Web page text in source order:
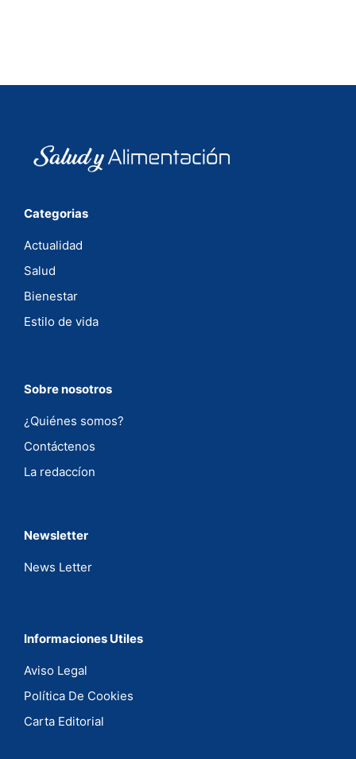
Categorias
Actualidad
Salud
Bienestar
Estilo de vida
Sobre nosotros
¿Quiénes somos?
Contáctenos
La redaccíon
Newsletter
News Letter
Informaciones Utiles
Aviso Legal
Política De Cookies
Carta Editorial